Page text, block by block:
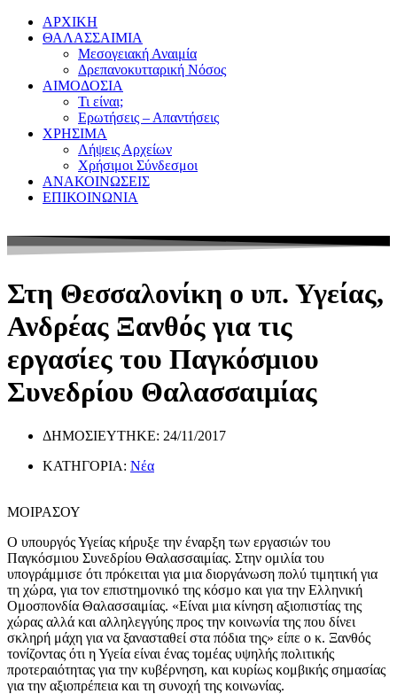
ΑΡΧΙΚΗ
ΘΑΛΑΣΣΑΙΜΙΑ
Μεσογειακή Αναιμία
Δρεπανοκυτταρική Νόσος
ΑΙΜΟΔΟΣΙΑ
Τι είναι;
Ερωτήσεις – Απαντήσεις
ΧΡΗΣΙΜΑ
Λήψεις Αρχείων
Χρήσιμοι Σύνδεσμοι
ΑΝΑΚΟΙΝΩΣΕΙΣ
ΕΠΙΚΟΙΝΩΝΙΑ
Στη Θεσσαλονίκη ο υπ. Υγείας,
Ανδρέας Ξανθός για τις
εργασίες του Παγκόσμιου
Συνεδρίου Θαλασσαιμίας
ΔΗΜΟΣΙΕΥΤΗΚΕ: 24/11/2017
ΚΑΤΗΓΟΡΙΑ: Νέα
ΜΟΙΡΑΣΟΥ
Ο υπουργός Υγείας κήρυξε την έναρξη των εργασιών του
Παγκόσμιου Συνεδρίου Θαλασσαιμίας. Στην ομιλία του
υπογράμμισε ότι πρόκειται για μια διοργάνωση πολύ τιμητική για
τη χώρα, για τον επιστημονικό της κόσμο και για την Ελληνική
Ομοσπονδία Θαλασσαιμίας. «Είναι μια κίνηση αξιοπιστίας της
χώρας αλλά και αλληλεγγύης προς την κοινωνία της που δίνει
σκληρή μάχη για να ξανασταθεί στα πόδια της» είπε ο κ. Ξανθός
τονίζοντας ότι η Υγεία είναι ένας τομέας υψηλής πολιτικής
προτεραιότητας για την κυβέρνηση, και κυρίως κομβικής σημασίας
για την αξιοπρέπεια και τη συνοχή της κοινωνίας.